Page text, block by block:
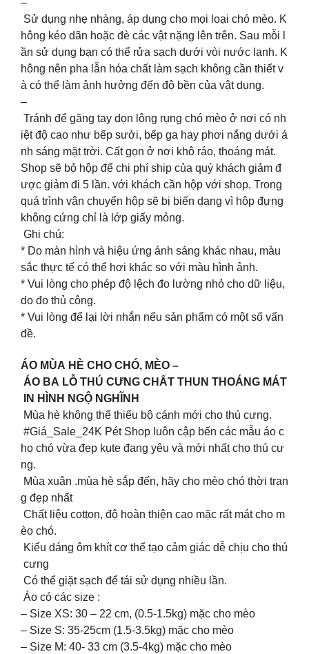
Sử dụng nhẹ nhàng, áp dụng cho mọi loại chó mèo. K
hông kéo dãn hoặc đè các vật nặng lên trên. Sau mỗi l
ần sử dụng bạn có thể rửa sạch dưới vòi nước lạnh. K
hông nên pha lẫn hóa chất làm sạch không cần thiết v
à có thể làm ảnh hưởng đến độ bền của vật dụng.
–
Tránh để găng tay dọn lông rụng chó mèo ở nơi có nh
iệt độ cao như bếp sưởi, bếp ga hay phơi nắng dưới á
nh sáng mặt trời. Cất gọn ở nơi khô ráo, thoáng mát.
Shop sẽ bỏ hộp để chi phí ship của quý khách giảm đ
ược giảm đi 5 lần. với khách cần hộp với shop. Trong
quá trình vận chuyển hộp sẽ bị biến dạng vì hộp đựng
không cứng chỉ là lớp giấy mỏng.
Ghi chú:
* Do màn hình và hiệu ứng ánh sáng khác nhau, màu
sắc thực tế có thể hơi khác so với màu hình ảnh.
* Vui lòng cho phép độ lệch đo lường nhỏ cho dữ liệu,
do đo thủ công.
* Vui lòng để lại lời nhắn nếu sản phẩm có một số vấn
đề.
ÁO MÙA HÈ CHO CHÓ, MÈO –
ÁO BA LỖ THÚ CƯNG CHẤT THUN THOÁNG MÁT
IN HÌNH NGỘ NGHĨNH
Mùa hè không thể thiếu bộ cánh mới cho thú cưng.
#Giá_Sale_24K Pét Shop luôn cập bến các mẫu áo c
ho chó vừa đẹp kute đang yêu và mới nhất cho thú cư
ng.
Mùa xuân .mùa hè sắp đến, hãy cho mèo chó thời tran
g đẹp nhất
Chất liệu cotton, độ hoàn thiện cao mặc rất mát cho m
èo chó.
Kiểu dáng ôm khít cơ thể tạo cảm giác dễ chịu cho thú
cưng
Có thể giặt sạch để tái sử dụng nhiều lần.
Áo có các size :
– Size XS: 30 – 22 cm, (0.5-1.5kg) mặc cho mèo
– Size S: 35-25cm (1.5-3.5kg) mặc cho mèo
– Size M: 40- 33 cm (3.5-4kg) mặc cho mèo